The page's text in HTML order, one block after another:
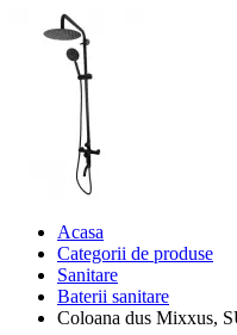
Acasa
Categorii de produse
Sanitare
Baterii sanitare
Coloana dus Mixxus,